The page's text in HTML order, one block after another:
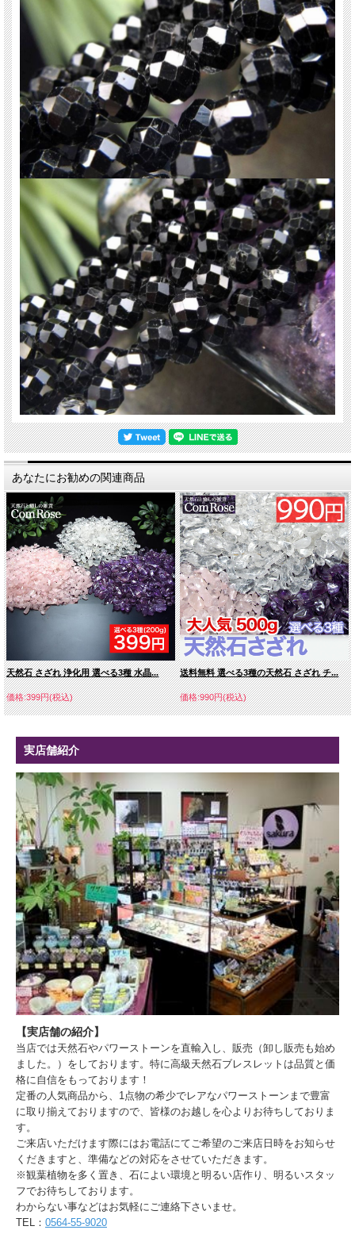
※天然石商品には色みに個体差があります。また出来る限り自然な色みになるよ
う撮影を心がけておりますが、お使いのディスプレイ環境によって表示される色
みに差が出る場合があります。ご了承下さい。
※連商品は一連状態での仕入れとなっておりますので、歪な珠が含まれているこ
とがあります。
※連商品は一連に付き、最大で3珠ほど仕様の異なる珠が混ざっていることがあ
ります。ビーズ石の製造上の仕様ですのでご了承下さい。
※サイズは目安です。細かな誤差が出る場合があります。
関連キーワード
天然石 パワーストーン 海外直輸入 バイヤー厳選 プレゼント ギフト メンズ レデ
ィース 卸し 卸価格 実店舗 ハンドメイド サイズ直し コムローズ comrose
あなたにお勧めの関連商品
天然石 さざれ 浄化用 選べる3種 水晶...
価格:399円(税込)
送料無料 選べる3種の天然石 さざれ チ...
価格:990円(税込)
実店舗紹介
【実店舗の紹介】
当店では天然石やパワーストーンを直輸入し、販売（卸し販売も始め
ました。）をしております。特に高級天然石ブレスレットは品質と価
格に自信をもっております！
定番の人気商品から、1点物の希少でレアなパワーストーンまで豊富
に取り揃えておりますので、皆様のお越しを心よりお待ちしておりま
す。
ご来店いただけます際にはお電話にてご希望のご来店日時をお知らせ
くだきますと、準備などの対応をさせていただきます。
※観葉植物を多く置き、石によい環境と明るい店作り、明るいスタッ
フでお待ちしております。
わからない事などはお気軽にご連絡下さいませ。
TEL： 0564-55-9020